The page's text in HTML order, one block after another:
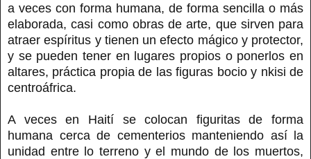
a veces con forma humana, de forma sencilla o más
elaborada, casi como obras de arte, que sirven para
atraer espíritus y tienen un efecto mágico y protector,
y se pueden tener en lugares propios o ponerlos en
altares, práctica propia de las figuras bocio y nkisi de
centroáfrica.
A veces en Haití se colocan figuritas de forma
humana cerca de cementerios manteniendo así la
unidad entre lo terreno y el mundo de los muertos,